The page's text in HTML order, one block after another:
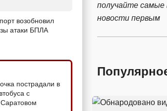
возобновил
атаки БПЛА
пострадали в
с
Саратовом
получайте
новости первым